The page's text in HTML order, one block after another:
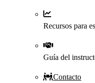
Recursos para
Guía del
Contacto